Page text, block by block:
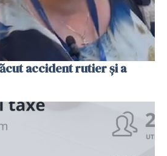
accident rutier și a